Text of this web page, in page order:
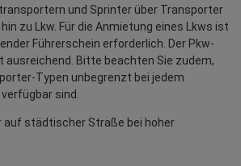
und Sprinter über Transporter
zu Lkw. Für die Anmietung eines Lkws ist
Führerschein erforderlich. Der Pkw-
ausreichend. Bitte beachten Sie zudem,
Typen unbegrenzt bei jedem
sind.